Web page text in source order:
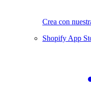
Crea con
Shopify App